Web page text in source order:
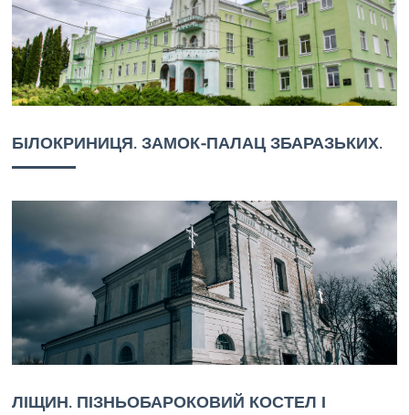
БІЛОКРИНИЦЯ. ЗАМОК-ПАЛАЦ ЗБАРАЗЬКИХ.
ЛІЩИН. ПІЗНЬОБАРОКОВИЙ КОСТЕЛ І